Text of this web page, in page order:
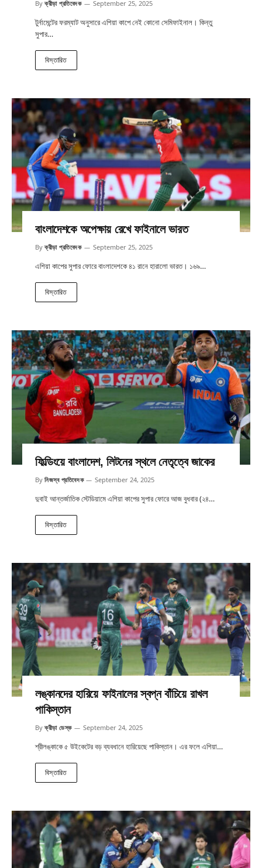
By ক্রীড়া প্রতিবেদক September 25, 2025
টুর্নামেন্টের ফরম্যাট অনুসারে এশিয়া কাপে নেই কোনো সেমিফাইনাল। কিন্তু
সুপার…
বিস্তারিত
বাংলাদেশকে অপেক্ষায় রেখে ফাইনালে ভারত
By ক্রীড়া প্রতিবেদক September 25, 2025
এশিয়া কাপের সুপার ফোরে বাংলাদেশকে ৪১ রানে হারালো ভারত। ১৬৯…
বিস্তারিত
ফিল্ডিংয়ে বাংলাদেশ, লিটনের স্থলে নেতৃত্বে জাকের
By নিজস্ব প্রতিবেদক September 24, 2025
দুবাই আন্তর্জাতিক স্টেডিয়ামে এশিয়া কাপের সুপার ফোরে আজ বুধবার (২৪…
বিস্তারিত
লঙ্কানদের হারিয়ে ফাইনালের স্বপ্ন বাঁচিয়ে রাখল
পাকিস্তান
By ক্রীড়া ডেস্ক September 24, 2025
শ্রীলঙ্কাকে ৫ উইকেটের বড় ব্যবধানে হারিয়েছে পাকিস্তান। এর ফলে এশিয়া…
বিস্তারিত